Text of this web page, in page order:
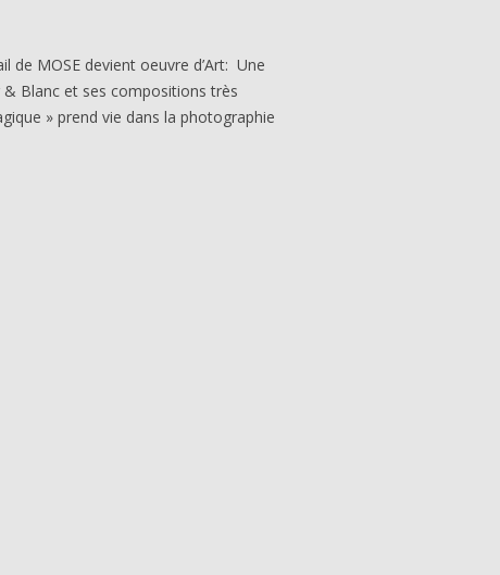
de MOSE devient oeuvre d’Art: Une
Blanc et ses compositions très
» prend vie dans la photographie